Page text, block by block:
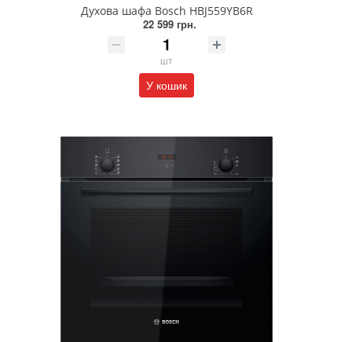
Духова шафа Bosch HBJ559YB6R
22 599 грн.
шт
У кошик